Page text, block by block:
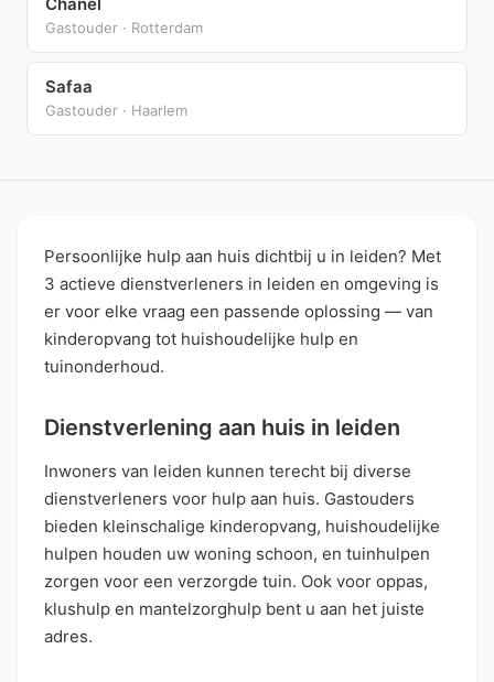
Gastouder · Rotterdam
Safaa
Gastouder · Haarlem
Persoonlijke hulp aan huis dichtbij u in leiden? Met
3 actieve dienstverleners in leiden en omgeving is
er voor elke vraag een passende oplossing — van
kinderopvang tot huishoudelijke hulp en
tuinonderhoud.
Dienstverlening aan huis in leiden
Inwoners van leiden kunnen terecht bij diverse
dienstverleners voor hulp aan huis. Gastouders
bieden kleinschalige kinderopvang, huishoudelijke
hulpen houden uw woning schoon, en tuinhulpen
zorgen voor een verzorgde tuin. Ook voor oppas,
klushulp en mantelzorghulp bent u aan het juiste
adres.